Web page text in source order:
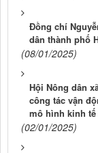
Đồng chí
dân thành phố
(08/01/2025)
Hội Nông dân
công tác vận
mô hình kinh tế
(02/01/2025)